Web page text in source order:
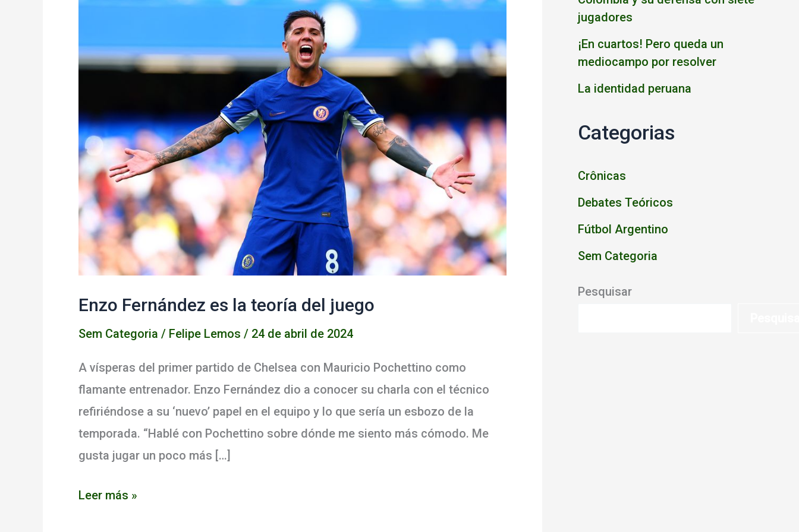
Enzo Fernández es la teoría del juego
Sem Categoria / Felipe Lemos / 24 de abril de 2024
A vísperas del primer partido de Chelsea con Mauricio Pochettino como
flamante entrenador. Enzo Fernández dio a conocer su charla con el técnico
refiriéndose a su ‘nuevo’ papel en el equipo y lo que sería un esbozo de la
temporada. “Hablé con Pochettino sobre dónde me siento más cómodo. Me
gusta jugar un poco más […]
Enzo
Leer más »
jugadores
¡En cuartos! Pero queda un
mediocampo por resolver
La identidad peruana
Categorias
Crônicas
Debates Teóricos
Fútbol Argentino
Sem Categoria
Pesquisar